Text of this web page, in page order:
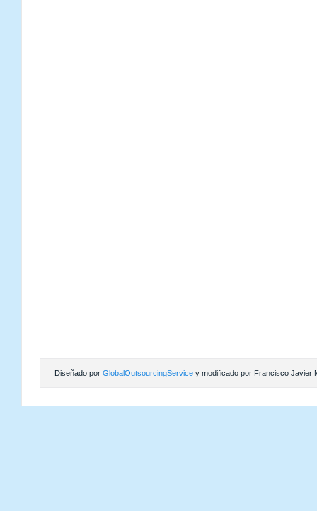
Diseñado por GlobalOutsourcingService y modificado por Francisco Javier